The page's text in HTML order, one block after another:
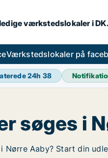
værkstedslokaler i
Værkstedslokaler på
24h 38
søges i
Aaby? Start din